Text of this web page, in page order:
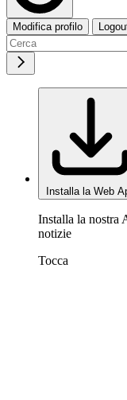
Modifica profilo
Installa la Web
Installa la nostra
notizie
Tocca